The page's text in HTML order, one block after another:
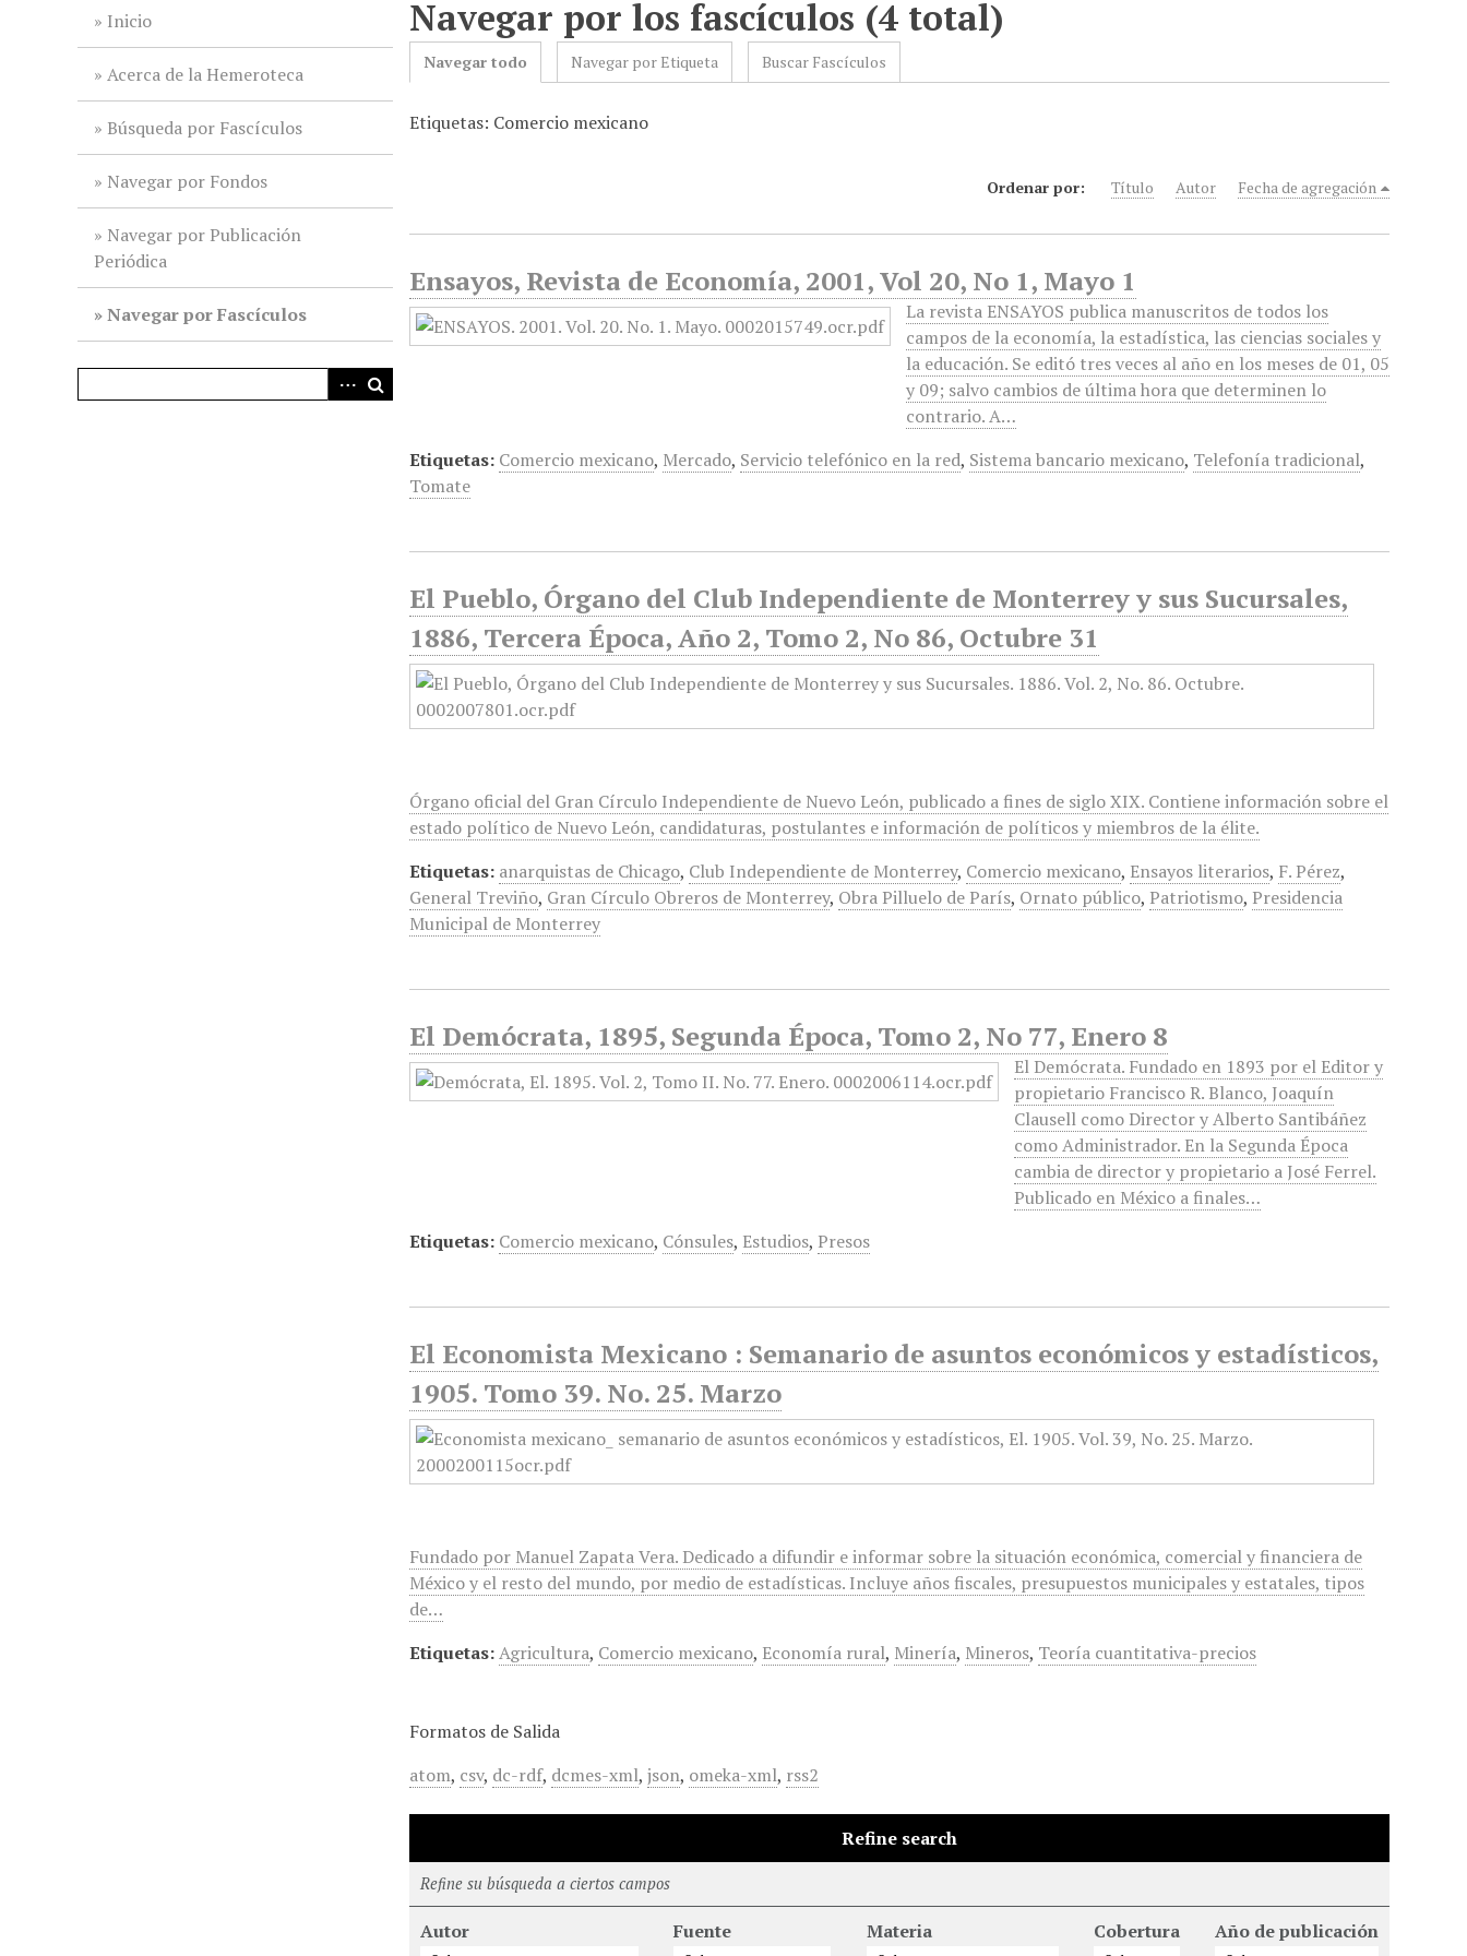
Inicio
Acerca de la Hemeroteca
Búsqueda por Fascículos
Navegar por Fondos
Navegar por Publicación
Periódica
Navegar por Fascículos
Navegar por los fascículos (4 total)
Navegar todo Navegar por Etiqueta Buscar Fascículos
Etiquetas: Comercio mexicano
Ordenar por: Título Autor Fecha de agregación
Ensayos, Revista de Economía, 2001, Vol 20, No 1, Mayo 1
La revista ENSAYOS publica manuscritos de todos los
campos de la economía, la estadística, las ciencias sociales y
la educación. Se editó tres veces al año en los meses de 01, 05
y 09; salvo cambios de última hora que determinen lo
contrario. A…
Etiquetas: Comercio mexicano, Mercado, Servicio telefónico en la red, Sistema bancario mexicano, Telefonía tradicional,
Tomate
El Pueblo, Órgano del Club Independiente de Monterrey y sus Sucursales,
1886, Tercera Época, Año 2, Tomo 2, No 86, Octubre 31
Órgano oficial del Gran Círculo Independiente de Nuevo León, publicado a fines de siglo XIX. Contiene información sobre el
estado político de Nuevo León, candidaturas, postulantes e información de políticos y miembros de la élite.
Etiquetas: anarquistas de Chicago, Club Independiente de Monterrey, Comercio mexicano, Ensayos literarios, F. Pérez,
General Treviño, Gran Círculo Obreros de Monterrey, Obra Pilluelo de París, Ornato público, Patriotismo, Presidencia
Municipal de Monterrey
El Demócrata, 1895, Segunda Época, Tomo 2, No 77, Enero 8
El Demócrata. Fundado en 1893 por el Editor y
propietario Francisco R. Blanco, Joaquín
Clausell como Director y Alberto Santibáñez
como Administrador. En la Segunda Época
cambia de director y propietario a José Ferrel.
Publicado en México a finales…
Etiquetas: Comercio mexicano, Cónsules, Estudios, Presos
El Economista Mexicano : Semanario de asuntos económicos y estadísticos,
1905. Tomo 39. No. 25. Marzo
Fundado por Manuel Zapata Vera. Dedicado a difundir e informar sobre la situación económica, comercial y financiera de
México y el resto del mundo, por medio de estadísticas. Incluye años fiscales, presupuestos municipales y estatales, tipos
de…
Etiquetas:Agricultura, Comercio mexicano, Economía rural, Minería, Mineros, Teoría cuantitativa-precios
Formatos de Salida
atom, csv, dc-rdf, dcmes-xml,json, omeka-xml, rss2
Refine search
Refine su búsqueda a ciertos campos
Autor Fuente Materia Cobertura Año de publicación